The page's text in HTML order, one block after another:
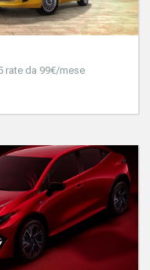
rate da 99€/mese